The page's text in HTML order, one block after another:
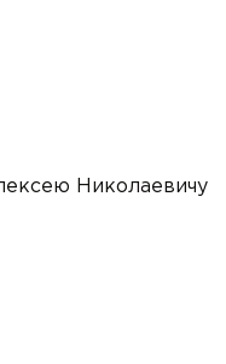
Николаевичу